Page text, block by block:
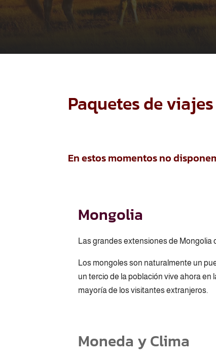
Paquetes de
En estos momentos no
Mongolia
Las grandes extensiones de
Los mongoles son naturalmente un
un tercio de la población vive ahora en
mayoría de los visitantes extranjeros.
Moneda y Clima